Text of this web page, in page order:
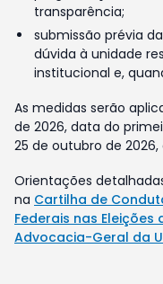
transparência;
submissão prévia
dúvida à unidade
institucional e,
As medidas serão
de 2026, data do
25 de outubro de
Orientações
na Cartilha de
Federais nas
Advocacia-Geral da